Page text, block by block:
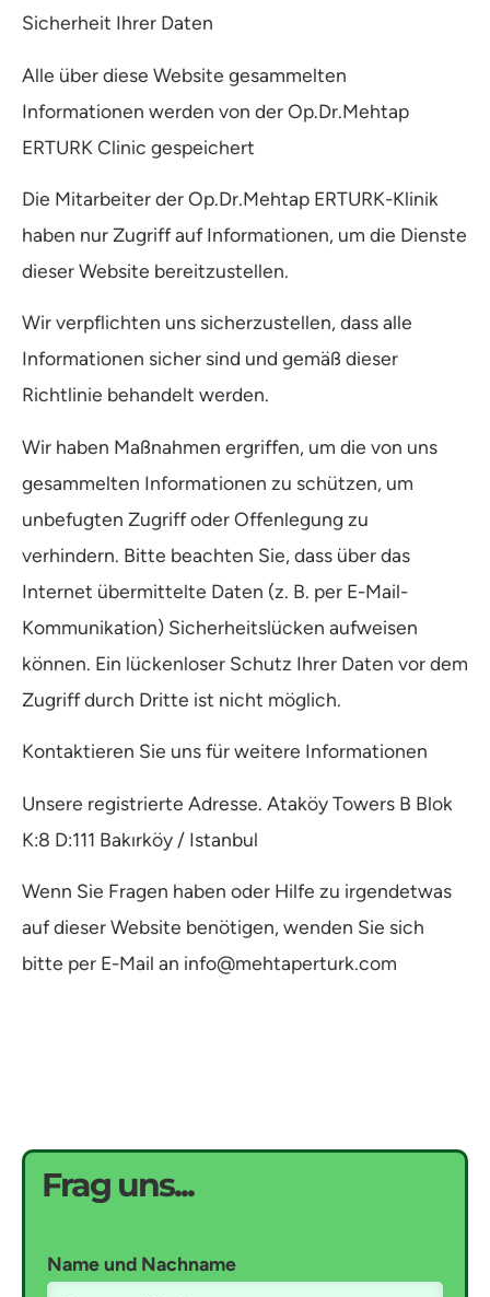
Sicherheit Ihrer Daten
Alle über diese Website gesammelten
Informationen werden von der Op.Dr.Mehtap
ERTURK Clinic gespeichert
Die Mitarbeiter der Op.Dr.Mehtap ERTURK-Klinik
haben nur Zugriff auf Informationen, um die Dienste
dieser Website bereitzustellen.
Wir verpflichten uns sicherzustellen, dass alle
Informationen sicher sind und gemäß dieser
Richtlinie behandelt werden.
Wir haben Maßnahmen ergriffen, um die von uns
gesammelten Informationen zu schützen, um
unbefugten Zugriff oder Offenlegung zu
verhindern. Bitte beachten Sie, dass über das
Internet übermittelte Daten (z. B. per E-Mail-
Kommunikation) Sicherheitslücken aufweisen
können. Ein lückenloser Schutz Ihrer Daten vor dem
Zugriff durch Dritte ist nicht möglich.
Kontaktieren Sie uns für weitere Informationen
Unsere registrierte Adresse. Ataköy Towers B Blok
K:8 D:111 Bakırköy / Istanbul
Wenn Sie Fragen haben oder Hilfe zu irgendetwas
auf dieser Website benötigen, wenden Sie sich
bitte per E-Mail an info@mehtaperturk.com
Frag uns...
Name und Nachname